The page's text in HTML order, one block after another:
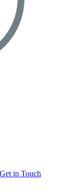
in Touch